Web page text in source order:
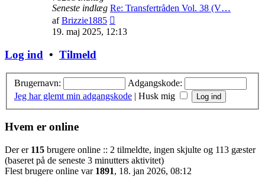
Seneste indlæg Re: Transfertråden Vol. 38 (V…
afBrizzie1885
det
19. maj 2025, 12:13
Log ind • Tilmeld
Brugernavn:
Adgangskode:
Jeg har glemt min adgangskode | Husk mig
Hvem er online
Der er 115 brugere online :: 2 tilmeldte, ingen skjulte og 113 gæster
(baseret på de seneste 3 minutters aktivitet)
Flest brugere online var 1891, 18. jan 2026, 08:12